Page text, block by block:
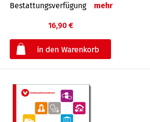
Bestat­tungs­ver­fügung
mehr
16,90 €